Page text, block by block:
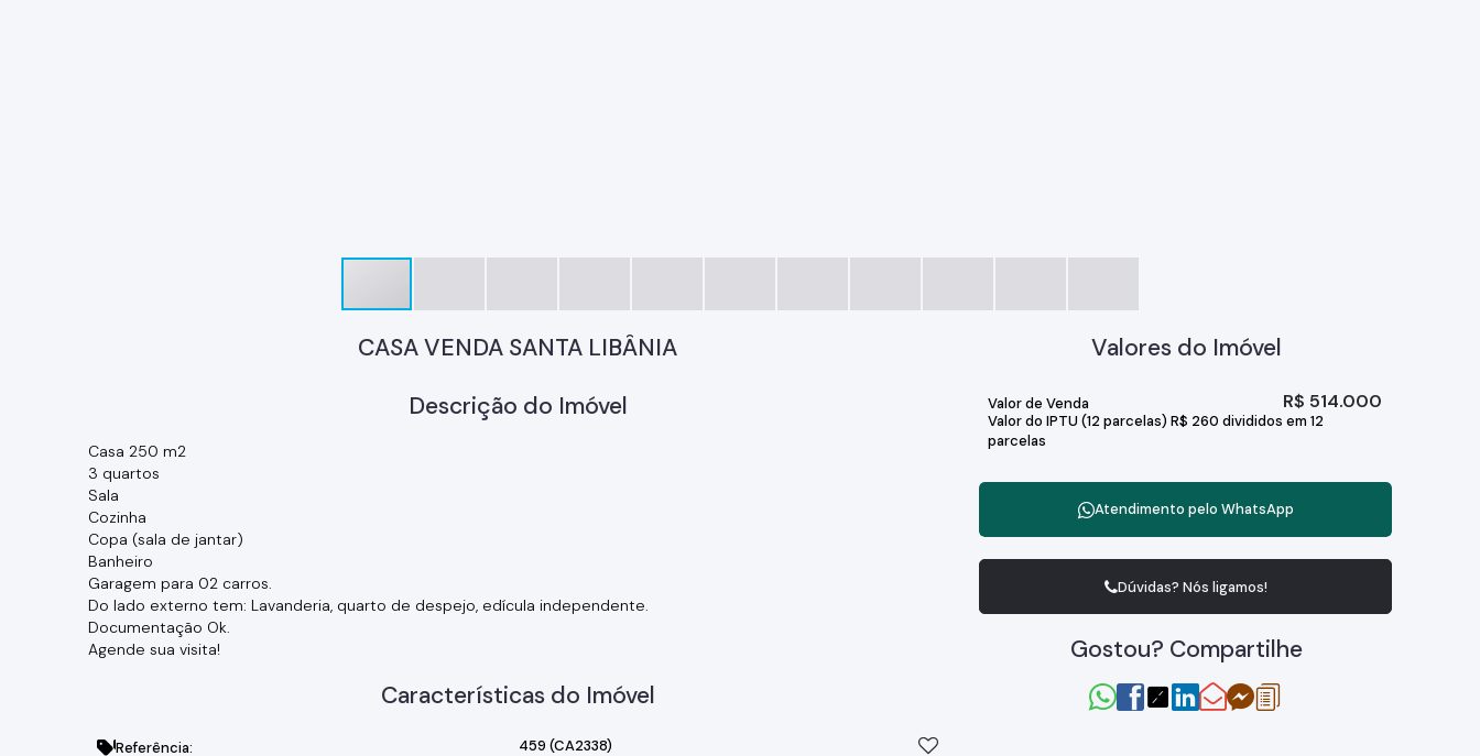
CASA VENDA SANTA LIBÂNIA
Descrição do Imóvel
Casa 250 m2
3 quartos
Sala
Cozinha
Copa (sala de jantar)
Banheiro
Garagem para 02 carros.
Do lado externo tem: Lavanderia, quarto de despejo, edícula independente.
Documentação Ok.
Agende sua visita!
Características do Imóvel
Referência: 459 (CA2338)
Valores do Imóvel
R$ 514.000
Valor de Venda
Valor do IPTU (12 parcelas) R$ 260 divididos em 12
parcelas
Atendimento pelo WhatsApp
Dúvidas? Nós ligamos!
Gostou? Compartilhe